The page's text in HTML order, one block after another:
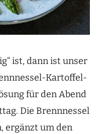
ist, dann ist unser
Kartoffel-
für den Abend
Die Brennnessel
ergänzt um den